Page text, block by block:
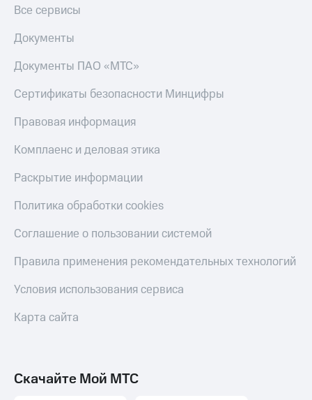
Все сервисы
Документы
Документы ПАО «МТС»
Сертификаты безопасности Минцифры
Правовая информация
Комплаенс и деловая этика
Раскрытие информации
Политика обработки cookies
Соглашение о пользовании системой
Правила применения рекомендательных технологий
Условия использования сервиса
Карта сайта
Скачайте Мой МТС